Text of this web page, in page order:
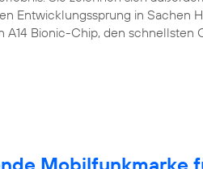
Entwicklungssprung in Sachen
Bionic-Chip, den schnellsten
Mobilfunkmarke